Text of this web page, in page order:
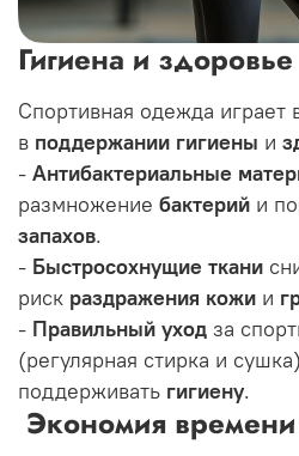
Гигиена и здоровье
Спортивная одежда играет
в поддержании гигиены и
- Антибактериальные
размножение бактерий и
запахов.
- Быстросохнущие ткани
риск раздражения кожи и
- Правильный уход за
(регулярная стирка и
поддерживать гигиену.
Экономия